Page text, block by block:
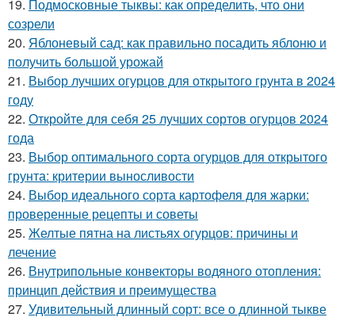
19. Подмосковные тыквы: как определить, что они
созрели
20. Яблоневый сад: как правильно посадить яблоню и
получить большой урожай
21. Выбор лучших огурцов для открытого грунта в 2024
году
22. Откройте для себя 25 лучших сортов огурцов 2024
года
23. Выбор оптимального сорта огурцов для открытого
грунта: критерии выносливости
24. Выбор идеального сорта картофеля для жарки:
проверенные рецепты и советы
25. Желтые пятна на листьях огурцов: причины и
лечение
26. Внутрипольные конвекторы водяного отопления:
принцип действия и преимущества
27. Удивительный длинный сорт: все о длинной тыкве